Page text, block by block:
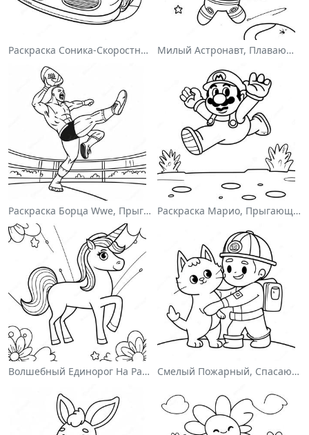
Раскраска Соника-Скоростного Гонщика Милый Астронавт, Плавающий В Космосе На Раскраске
Раскраска Борца Wwe, Прыгающего На Соперника Раскраска Марио, Прыгающего Через Гумбасов
Волшебный Единорог На Раскраске С Радугой Смелый Пожарный, Спасающий Кота Раскраска